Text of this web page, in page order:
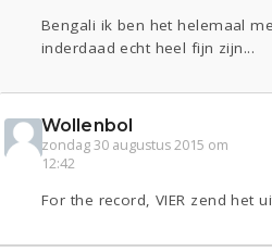
Bengali ik ben het helemaal
inderdaad echt heel fijn zijn...
Wollenbol
zondag 30 augustus 2015 om
12:42
For the record, VIER zend het